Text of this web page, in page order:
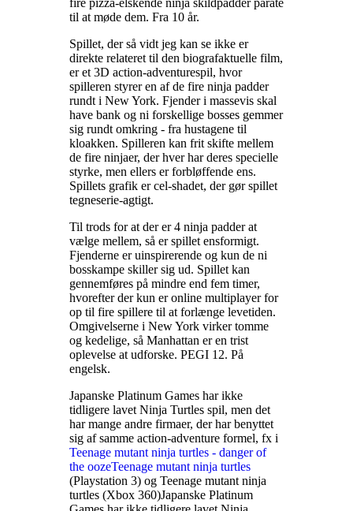
til at møde dem. Fra 10 år.
Spillet, der så vidt jeg kan se ikke er
direkte relateret til den biografaktuelle film,
er et 3D action-adventurespil, hvor
spilleren styrer en af de fire ninja padder
rundt i New York. Fjender i massevis skal
have bank og ni forskellige bosses gemmer
sig rundt omkring - fra hustagene til
kloakken. Spilleren kan frit skifte mellem
de fire ninjaer, der hver har deres specielle
styrke, men ellers er forbløffende ens.
Spillets grafik er cel-shadet, der gør spillet
tegneserie-agtigt.
Til trods for at der er 4 ninja padder at
vælge mellem, så er spillet ensformigt.
Fjenderne er uinspirerende og kun de ni
bosskampe skiller sig ud. Spillet kan
gennemføres på mindre end fem timer,
hvorefter der kun er online multiplayer for
op til fire spillere til at forlænge levetiden.
Omgivelserne i New York virker tomme
og kedelige, så Manhattan er en trist
oplevelse at udforske. PEGI 12. På
engelsk.
Japanske Platinum Games har ikke
tidligere lavet Ninja Turtles spil, men det
har mange andre firmaer, der har benyttet
sig af samme action-adventure formel, fx i
Teenage mutant ninja turtles - danger of
the oozeTeenage mutant ninja turtles
(Playstation 3) og Teenage mutant ninja
turtles (Xbox 360)Japanske Platinum